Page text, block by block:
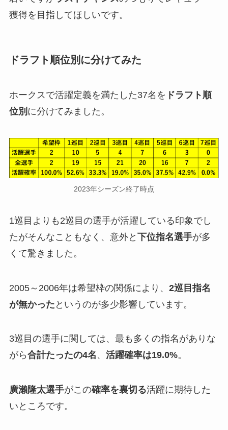
獲得を目指してほしいです。
ドラフト順位別に分けてみた
ホークスで活躍定義を満たした37名を ドラフト順
位別 に分けてみました。
2023年シーズン終了時点
1巡目よりも2巡目の選手が活躍している印象でし
たがそんなこともなく、意外と 下位指名選手が多
くて驚きました。
2005～2006年は希望枠の関係により、 2巡目指名
が無かった というのが多少影響しています。
3巡目の選手に関しては、最も多くの指名がありな
がら合計たったの4名 、 活躍確率は19.0%。
廣瀨隆太選手がこの確率を裏切る活躍に期待した
いところです。